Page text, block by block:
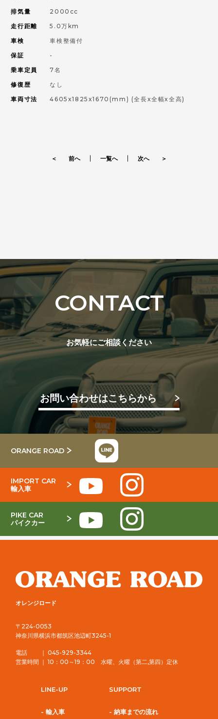
排気量
走行距離
車検
保証
乗車定員
修復歴
車両寸法
2000cc
5.0万km
車検整備付
-
7名
なし
4605x1825x1670(mm) (全長x全幅x全高)
＜ 前へ 一覧へ 次へ ＞
CONTACT
お気軽にご相談ください
お問い合わせはこちらから
ORANGE ROAD
IMPORT CAR
輸入車
PIKE CAR
パイクカー
オレンジロード
〒224-0053
神奈川県横浜市都筑区池辺町3245-1
電話 ｜ 045-929-3344
営業時間 ｜ 10：00～19：00 水曜、火曜（第二,第四）定休
LINE-UP
- 輸入車
SUPPORT
- 納車までの流れ